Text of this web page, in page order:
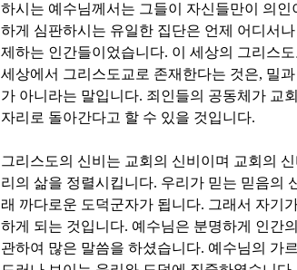
하시는 예수님께서는 그들이 자신들만이 의
하게 심판하시는 유일한 집단은 언제 어디서
제하는 인간들이었습니다. 이 세상의 그리스
세상에서 그리스도교로 존재한다는 것은, 밀
가 아니라는 말입니다. 죄인들의 공동체가 교
자리로 돌아간다고 할 수 있을 것입니다.
그리스도의 신비는 교회의 신비이며 교회의
리의 삶을 정렬시킵니다. 우리가 믿는 믿음의
래 까다로운 도덕군자가 됩니다. 그래서 자기
하게 되는 것입니다. 예수님은 분명하게 인간
관하여 많은 말씀을 하셨습니다. 예수님의 가